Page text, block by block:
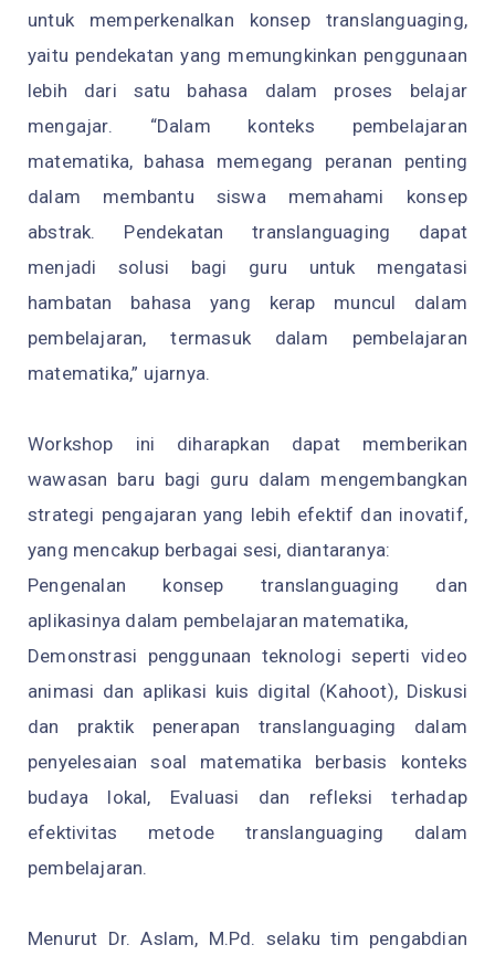
untuk memperkenalkan konsep translanguaging,
yaitu pendekatan yang memungkinkan penggunaan
lebih dari satu bahasa dalam proses belajar
mengajar. “Dalam konteks pembelajaran
matematika, bahasa memegang peranan penting
dalam membantu siswa memahami konsep
abstrak. Pendekatan translanguaging dapat
menjadi solusi bagi guru untuk mengatasi
hambatan bahasa yang kerap muncul dalam
pembelajaran, termasuk dalam pembelajaran
matematika,” ujarnya.
Workshop ini diharapkan dapat memberikan
wawasan baru bagi guru dalam mengembangkan
strategi pengajaran yang lebih efektif dan inovatif,
yang mencakup berbagai sesi, diantaranya:
Pengenalan konsep translanguaging dan
aplikasinya dalam pembelajaran matematika,
Demonstrasi penggunaan teknologi seperti video
animasi dan aplikasi kuis digital (Kahoot), Diskusi
dan praktik penerapan translanguaging dalam
penyelesaian soal matematika berbasis konteks
budaya lokal, Evaluasi dan refleksi terhadap
efektivitas metode translanguaging dalam
pembelajaran.
Menurut Dr. Aslam, M.Pd. selaku tim pengabdian